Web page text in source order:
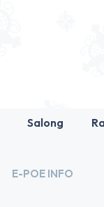
Salong
E-POE INFO